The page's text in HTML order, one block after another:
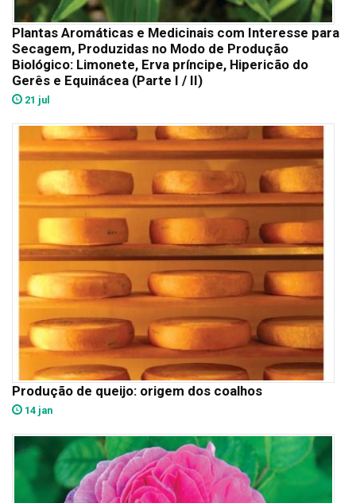
Plantas Aromáticas e Medicinais com Interesse para
Secagem, Produzidas no Modo de Produção
Biológico: Limonete, Erva príncipe, Hipericão do
Gerês e Equinácea (Parte I / II)
21 jul
Produção de queijo: origem dos coalhos
14 jan